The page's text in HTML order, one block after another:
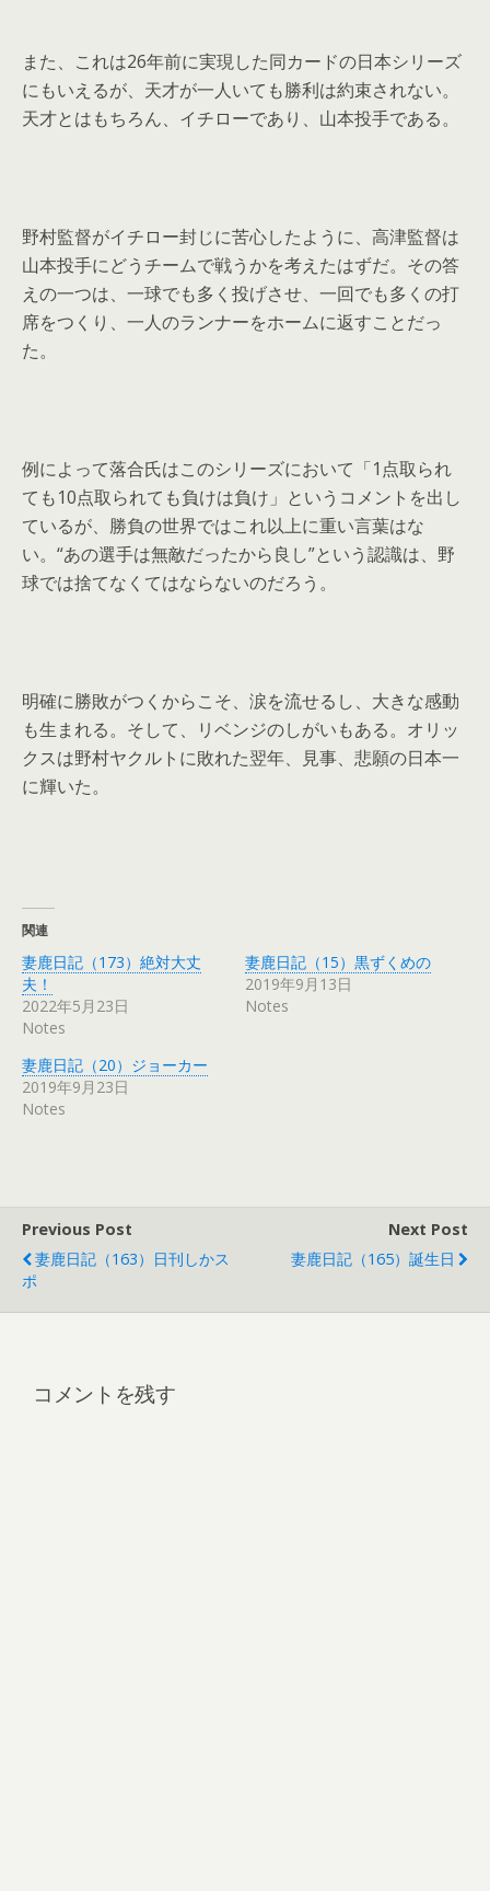
また、これは26年前に実現した同カードの日本シリーズ
にもいえるが、天才が一人いても勝利は約束されない。
天才とはもちろん、イチローであり、山本投手である。
野村監督がイチロー封じに苦心したように、高津監督は
山本投手にどうチームで戦うかを考えたはずだ。その答
えの一つは、一球でも多く投げさせ、一回でも多くの打
席をつくり、一人のランナーをホームに返すことだっ
た。
例によって落合氏はこのシリーズにおいて「1点取られ
ても10点取られても負けは負け」というコメントを出し
ているが、勝負の世界ではこれ以上に重い言葉はな
い。“あの選手は無敵だったから良し”という認識は、野
球では捨てなくてはならないのだろう。
明確に勝敗がつくからこそ、涙を流せるし、大きな感動
も生まれる。そして、リベンジのしがいもある。オリッ
クスは野村ヤクルトに敗れた翌年、見事、悲願の日本一
に輝いた。
関連
妻鹿日記（173）絶対大丈
夫！
2022年5月23日
Notes
妻鹿日記（15）黒ずくめの
2019年9月13日
Notes
妻鹿日記（20）ジョーカー
2019年9月23日
Notes
Previous Post
妻鹿日記（163）日刊しかス
ポ
Next Post
妻鹿日記（165）誕生日
コメントを残す